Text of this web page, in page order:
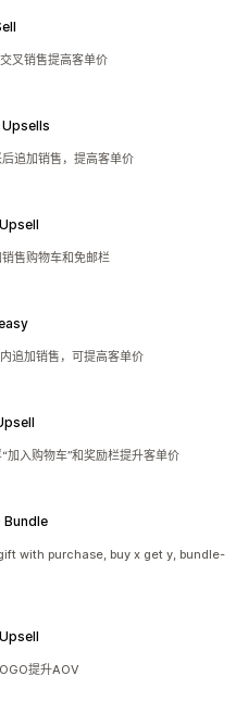
叉销售提高客单价
追加销售，提高客单价
售购物车和免邮栏
追加销售，可提高客单价
加入购物车”和奖励栏提升客单价
Bundle
with purchase, buy x get y, bundle-
提升AOV